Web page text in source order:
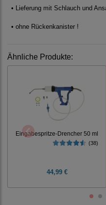
• Lieferung mit Schlauch und
• ohne Rückenkanister !
Ähnliche Produkte:
Eingabespritze-Drencher 50 ml
(38)
44,99 €